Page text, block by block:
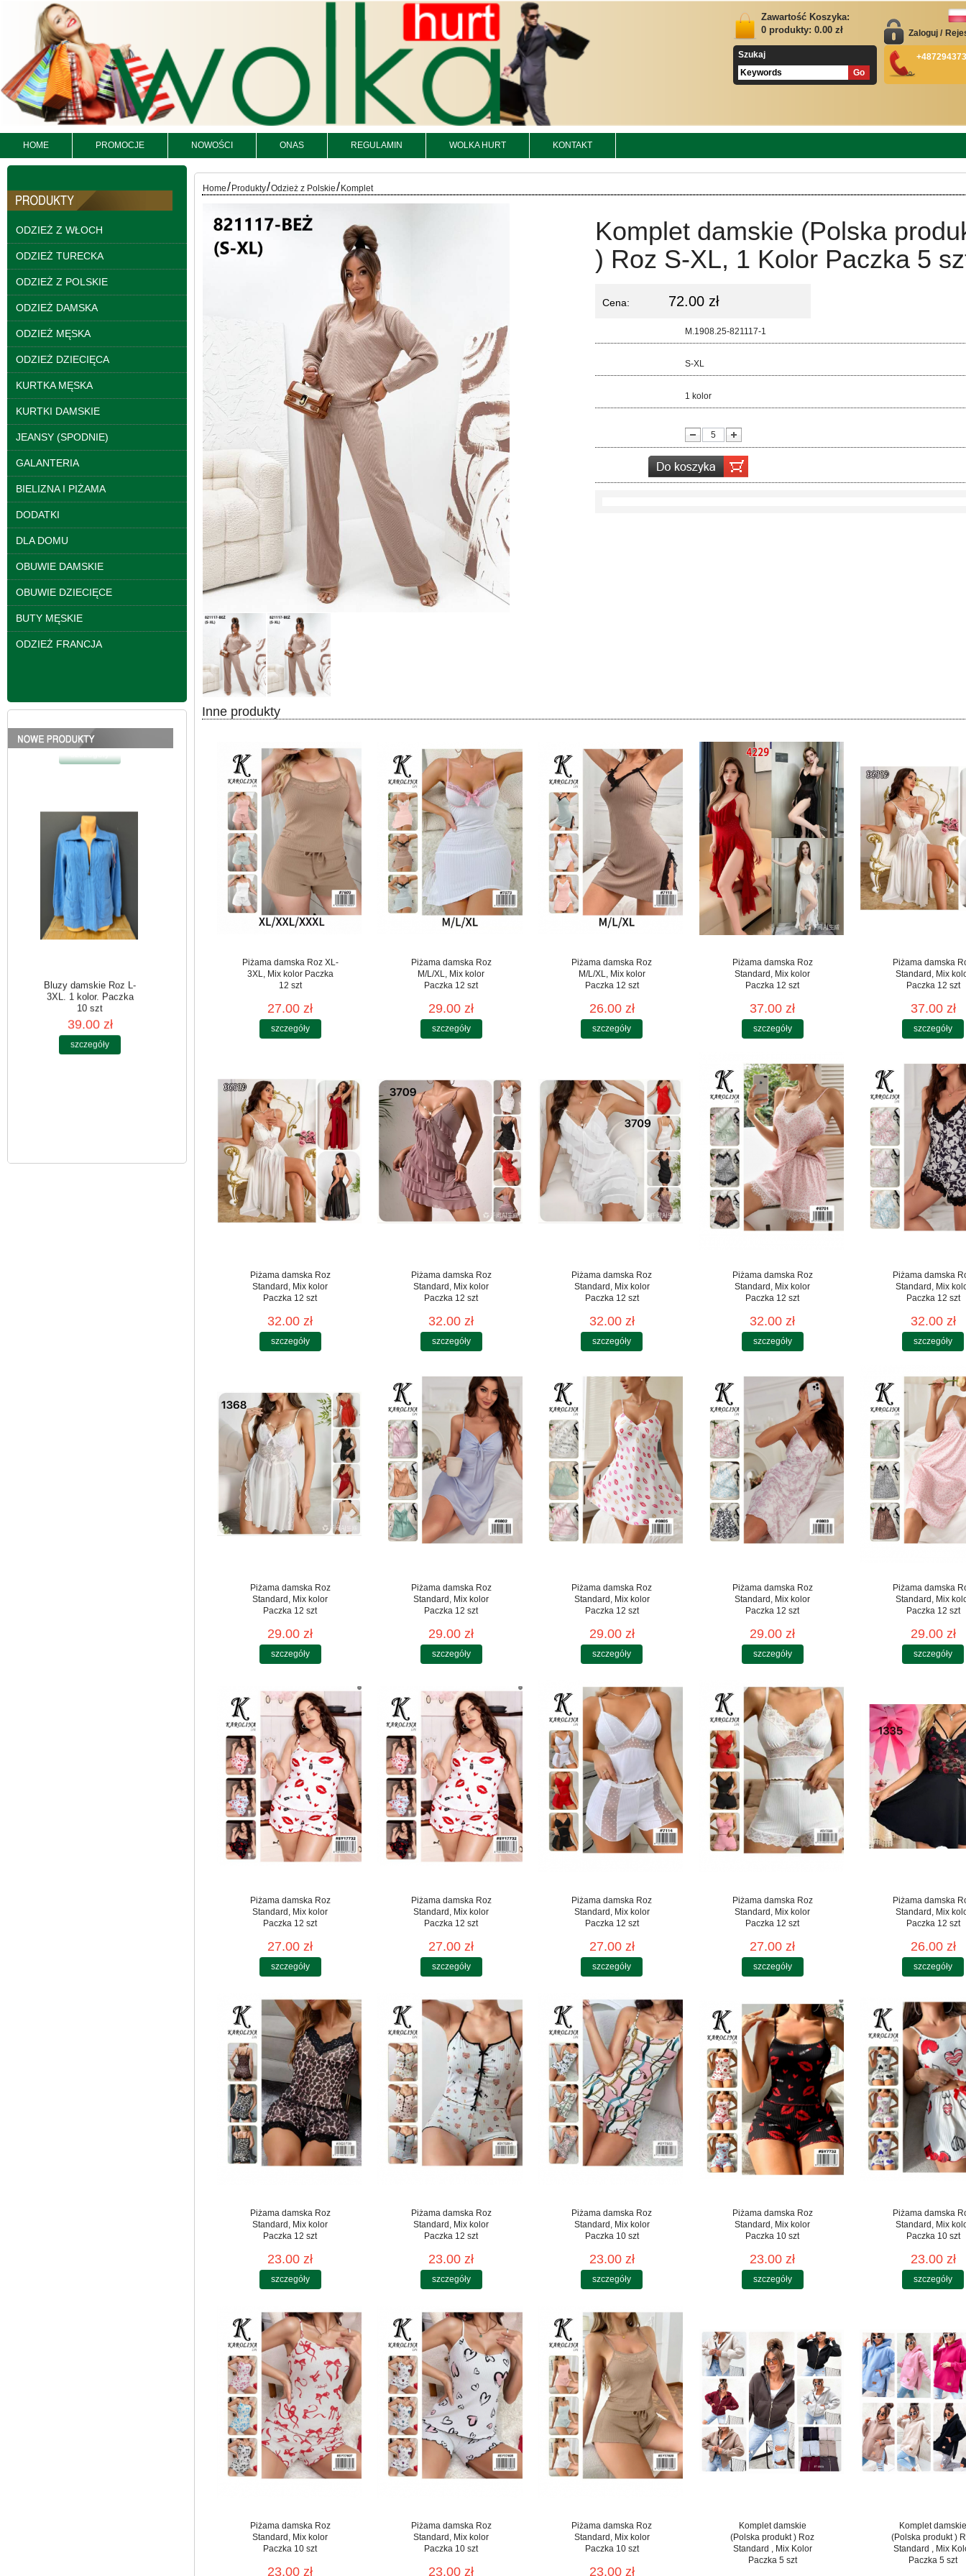
Zawartość Koszyka:
0 produkty: 0.00 zł
Szukaj
Zaloguj /
HOME PROMOCJE NOWOŚCI ONAS REGULAMIN WOLKA HURT KONTAKT
ODZIEŻ Z WŁOCH
ODZIEŻ TURECKA
ODZIEŻ Z POLSKIE
ODZIEŻ DAMSKA
ODZIEŻ MĘSKA
ODZIEŻ DZIECIĘCA
KURTKA MĘSKA
KURTKI DAMSKIE
JEANSY (SPODNIE)
GALANTERIA
BIELIZNA I PIŻAMA
DODATKI
DLA DOMU
OBUWIE DAMSKIE
OBUWIE DZIECIĘCE
BUTY MĘSKIE
ODZIEŻ FRANCJA
Bluzy damskie Roz L-
10 szt
54.00 zł
szczegóły
Bluzy damskie Roz L-
10 szt
39.00 zł
Bluzy damskie Roz L-
3XL. 1 kolor. Paczka
Bluzy damskie Roz L-
3XL. 1 kolor. Paczka
Home/ Produkty/Odzież z Polskie/ Komplet
Komplet damskie (Polska
) Roz S-XL, 1 Kolor Paczka 5
Cena: 72.00 zł
M.1908.25-821117-1
S-XL
1 kolor
Inne produkty
Piżama damska Roz XL-
3XL, Mix kolor Paczka
12 szt
27.00 zł
szczegóły
Piżama damska Roz
M/L/XL, Mix kolor
Paczka 12 szt
29.00 zł
szczegóły
Piżama damska Roz
M/L/XL, Mix kolor
Paczka 12 szt
26.00 zł
szczegóły
Piżama damska Roz
Standard, Mix kolor
Paczka 12 szt
37.00 zł
szczegóły
Piżama damska
Standard, Mix
Paczka 12 szt
37.00 zł
szczegóły
Piżama damska Roz
Standard, Mix kolor
Paczka 12 szt
32.00 zł
szczegóły
Piżama damska Roz
Standard, Mix kolor
Paczka 12 szt
32.00 zł
szczegóły
Piżama damska Roz
Standard, Mix kolor
Paczka 12 szt
32.00 zł
szczegóły
Piżama damska Roz
Standard, Mix kolor
Paczka 12 szt
32.00 zł
szczegóły
Piżama damska
Standard, Mix
Paczka 12 szt
32.00 zł
szczegóły
Piżama damska Roz
Standard, Mix kolor
Paczka 12 szt
29.00 zł
szczegóły
Piżama damska Roz
Standard, Mix kolor
Paczka 12 szt
29.00 zł
szczegóły
Piżama damska Roz
Standard, Mix kolor
Paczka 12 szt
29.00 zł
szczegóły
Piżama damska Roz
Standard, Mix kolor
Paczka 12 szt
29.00 zł
szczegóły
Piżama damska
Standard, Mix
Paczka 12 szt
29.00 zł
szczegóły
Piżama damska Roz
Standard, Mix kolor
Paczka 12 szt
27.00 zł
szczegóły
Piżama damska Roz
Standard, Mix kolor
Paczka 12 szt
27.00 zł
szczegóły
Piżama damska Roz
Standard, Mix kolor
Paczka 12 szt
27.00 zł
szczegóły
Piżama damska Roz
Standard, Mix kolor
Paczka 12 szt
27.00 zł
szczegóły
Piżama damska
Standard, Mix
Paczka 12 szt
26.00 zł
szczegóły
Piżama damska Roz
Standard, Mix kolor
Paczka 12 szt
23.00 zł
szczegóły
Piżama damska Roz
Standard, Mix kolor
Paczka 12 szt
23.00 zł
szczegóły
Piżama damska Roz
Standard, Mix kolor
Paczka 10 szt
23.00 zł
szczegóły
Piżama damska Roz
Standard, Mix kolor
Paczka 10 szt
23.00 zł
szczegóły
Piżama damska
Standard, Mix
Paczka 10 szt
23.00 zł
szczegóły
Piżama damska Roz
Standard, Mix kolor
Paczka 10 szt
23.00 zł
Piżama damska Roz
Standard, Mix kolor
Paczka 10 szt
23.00 zł
Piżama damska Roz
Standard, Mix kolor
Paczka 10 szt
23.00 zł
Komplet damskie
(Polska produkt ) Roz
Standard , Mix Kolor
Paczka 5 szt
Komplet
(Polska produkt )
Standard , Mix
Paczka 5 szt